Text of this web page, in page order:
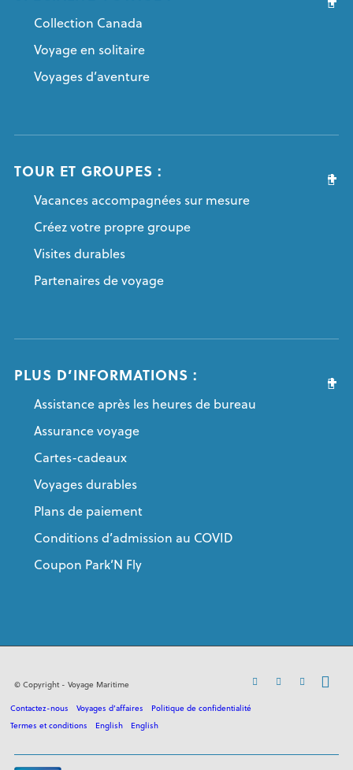
Collection Canada
Voyage en solitaire
Voyages d’aventure
TOUR ET GROUPES :
Vacances accompagnées sur mesure
Créez votre propre groupe
Visites durables
Partenaires de voyage
PLUS D’INFORMATIONS :
Assistance après les heures de bureau
Assurance voyage
Cartes-cadeaux
Voyages durables
Plans de paiement
Conditions d’admission au COVID
Coupon Park’N Fly
© Copyright - Voyage Maritime
Contactez-nous Voyages d’affaires
Politique de confidentialité
Termes et conditions
English English